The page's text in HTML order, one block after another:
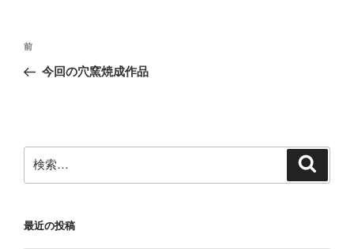
投
ナ
ー
シ
前
の
前
今回の穴窯焼成作品
索:
最近の投稿